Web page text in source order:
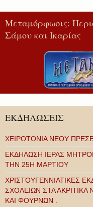
Μεταμόρφωσις:
Σάμου και Ικαρίας
ΕΚΔΗΛΩΣΕΙΣ
ΧΕΙΡΟΤΟΝΙΑ ΝΕΟΥ
ΕΚΔΗΛΩΣΗ ΙΕΡΑΣ
ΤΗΝ 25Η ΜΑΡΤΙΟΥ
ΧΡΙΣΤΟΥΓΕΝΝΙΑΤΙΚΕΣ
ΣΧΟΛΕΙΩΝ ΣΤΑ ΑΚΡΙΤΙΚΑ
ΚΑΙ ΦΟΥΡΝΩΝ .